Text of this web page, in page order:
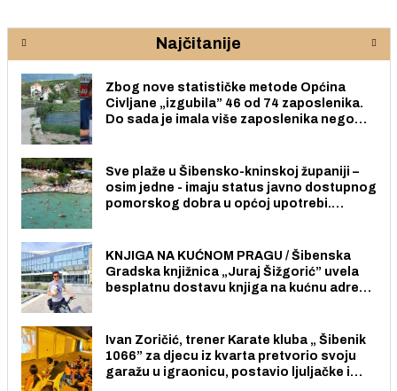
Najčitanije
Zbog nove statističke metode Općina
Civljane „izgubila” 46 od 74 zaposlenika.
Do sada je imala više zaposlenika nego
Sve plaže u Šibensko-kninskoj županiji –
osim jedne - imaju status javno dostupnog
pomorskog dobra u općoj upotrebi.
KNJIGA NA KUĆNOM PRAGU / Šibenska
Gradska knjižnica „Juraj Šižgorić” uvela
besplatnu dostavu knjiga na kućnu adresu
Ivan Zoričić, trener Karate kluba „ Šibenik
1066” za djecu iz kvarta pretvorio svoju
garažu u igraonicu, postavio ljuljačke i